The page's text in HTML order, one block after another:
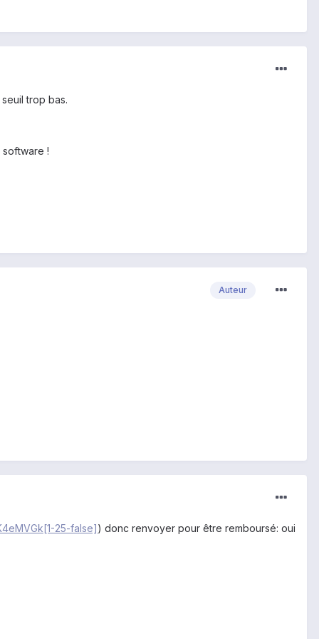
trop bas.
!
Auteur
25-false]) donc renvoyer pour être remboursé: oui